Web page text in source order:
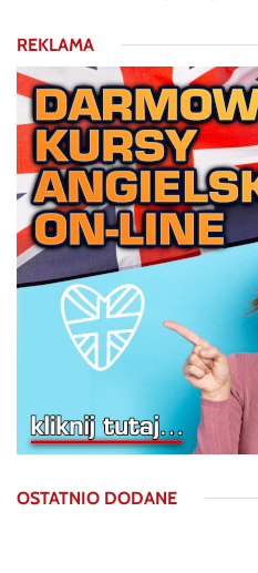
REKLAMA
OSTATNIO DODANE